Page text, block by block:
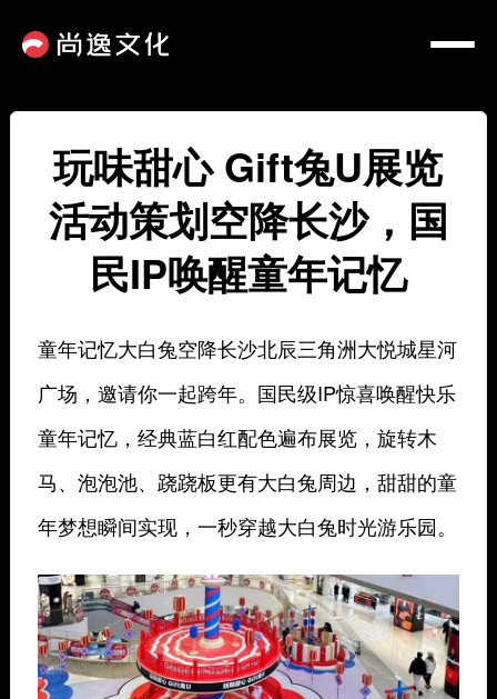
玩味甜心 Gift兔U展览
活动策划空降长沙，国
民IP唤醒童年记忆
童年记忆大白兔空降长沙北辰三角洲大悦城星河
广场，邀请你一起跨年。国民级IP惊喜唤醒快乐
童年记忆，经典蓝白红配色遍布展览，旋转木
马、泡泡池、跷跷板更有大白兔周边，甜甜的童
年梦想瞬间实现，一秒穿越大白兔时光游乐园。